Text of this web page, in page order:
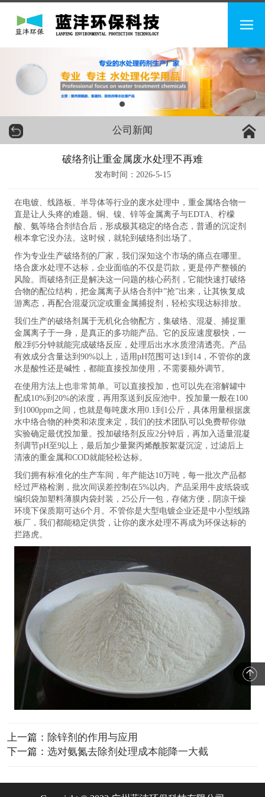
公司新闻
破络剂让重金属废水处理不再难
发布时间：2026-5-15
在电镀、线路板、半导体等行业的废水处理中，重金属络合物一
直是让人头疼的难题。铜、镍、锌等金属离子与EDTA、柠檬
酸、氨等络合剂结合后，形成极其稳定的络合态，普通的沉淀剂
根本拿它没办法。这时候，就轮到破络剂出场了。
作为专业生产破络剂的厂家，我们深知这个市场的痛点在哪里。
络合废水处理不达标，企业面临的不仅是罚款，更是停产整顿的
风险。而破络剂正是解决这一问题的核心药剂，它能快速打破络
合物的配位结构，把金属离子从络合剂中”抢”出来，让其恢复成
游离态，再配合混凝沉淀或重金属捕捉剂，轻松实现达标排放。
我们生产的破络剂属于无机化合物配方，集破络、混凝、捕捉重
金属离子于一身，是真正的多功能产品。它的反应速度极快，一
般2到5分钟就能完成破络反应，处理后出水水质澄清透亮。产品
有效成分含量达到90%以上，适用pH范围可达1到14，不管你的废
水是酸性还是碱性，都能直接投加使用，不需要额外调节。
在使用方法上也非常简单。可以直接投加，也可以先在溶解罐中
配成10%到20%的浓度，再用泵送到反应池中。投加量一般在100
到1000ppm之间，也就是每吨废水用0.1到1公斤，具体用量根据废
水中络合物的种类和浓度来定，我们的技术团队可以免费帮你做
实验确定最优投加量。投加破络剂反应2分钟后，再加入适量混凝
剂调节pH至9以上，最后加少量聚丙烯酰胺絮凝沉淀，过滤后上
清液的重金属和COD就能轻松达标。
我们拥有标准化的生产车间，年产能达10万吨，每一批次产品都
经过严格检测，批次间误差控制在5%以内。产品采用牛皮纸袋或
编织袋加塑料薄膜内袋封装，25公斤一包，存储方便，阴凉干燥
环境下保质期可达6个月。不管你是大型电镀企业还是中小型线路
板厂，我们都能稳定供货，让你的废水处理不再成为环保达标的
拦路虎。
上一篇： 除锌剂的作用与应用
下一篇： 选对氨氮去除剂处理成本能降一大截